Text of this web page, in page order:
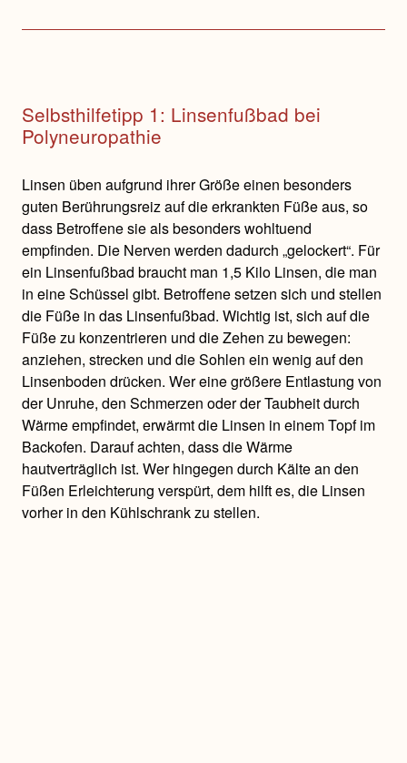
Selbsthilfetipp 1: Linsenfußbad bei
Polyneuropathie
Linsen üben aufgrund ihrer Größe einen besonders
guten Berührungsreiz auf die erkrankten Füße aus, so
dass Betroffene sie als besonders wohltuend
empfinden. Die Nerven werden dadurch „gelockert“. Für
ein Linsenfußbad braucht man 1,5 Kilo Linsen, die man
in eine Schüssel gibt. Betroffene setzen sich und stellen
die Füße in das Linsenfußbad. Wichtig ist, sich auf die
Füße zu konzentrieren und die Zehen zu bewegen:
anziehen, strecken und die Sohlen ein wenig auf den
Linsenboden drücken. Wer eine größere Entlastung von
der Unruhe, den Schmerzen oder der Taubheit durch
Wärme empfindet, erwärmt die Linsen in einem Topf im
Backofen. Darauf achten, dass die Wärme
hautverträglich ist. Wer hingegen durch Kälte an den
Füßen Erleichterung verspürt, dem hilft es, die Linsen
vorher in den Kühlschrank zu stellen.